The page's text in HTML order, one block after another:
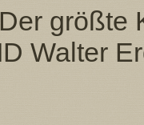
Der größte
Walter